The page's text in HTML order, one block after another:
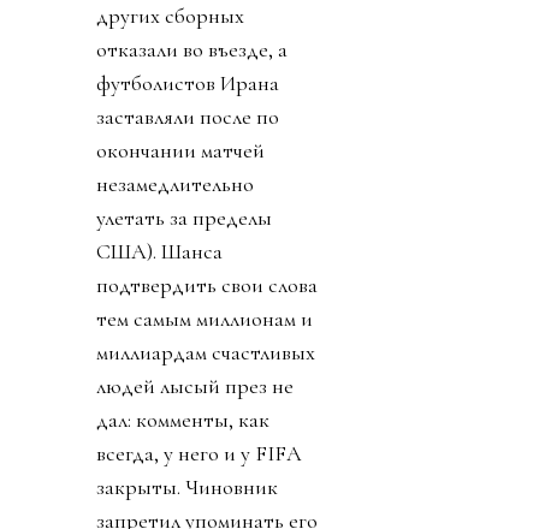
других сборных
отказали во въезде, а
футболистов Ирана
заставляли после по
окончании матчей
незамедлительно
улетать за пределы
США). Шанса
подтвердить свои слова
тем самым миллионам и
миллиардам счастливых
людей лысый през не
дал: комменты, как
всегда, у него и у FIFA
закрыты. Чиновник
запретил упоминать его